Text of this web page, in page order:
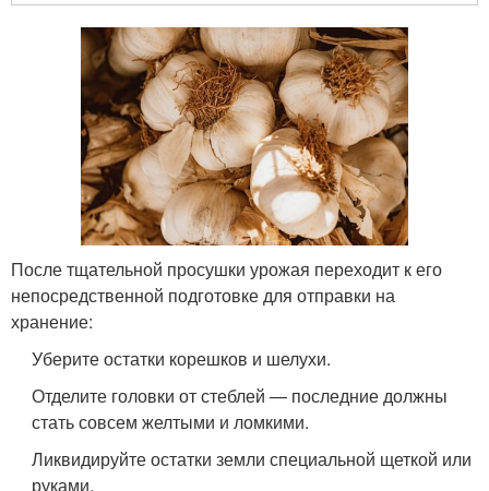
После тщательной просушки урожая переходит к его
непосредственной подготовке для отправки на
хранение:
Уберите остатки корешков и шелухи.
Отделите головки от стеблей — последние должны
стать совсем желтыми и ломкими.
Ликвидируйте остатки земли специальной щеткой или
руками.